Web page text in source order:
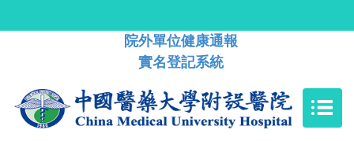
院外單位健康通報
實名登記系統